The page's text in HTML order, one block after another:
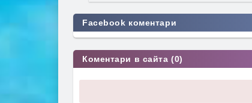
Facebook коментари
Коментари в сайта (0)